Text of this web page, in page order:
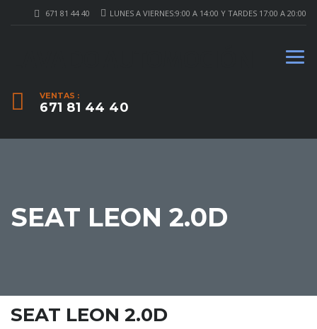
LUNES A VIERNES:9:00 A 14:00 Y TARDES 17:00 A 20:00
671 81 44 40
VENTAS :
671 81 44 40
SEAT LEON 2.0D
SEAT LEON 2.0D